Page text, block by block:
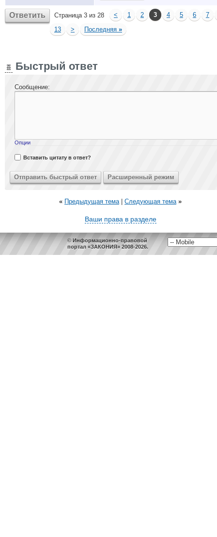
Ответить Страница 3 из 28 < 1 2 3 4 5 6
7
13
> Последняя »
Быстрый ответ
Сообщение:
Опции
Вставить цитату в ответ?
« Предыдущая тема| Следующая тема »
Ваши права в разделе
© Информационно-правовой
портал «ЗАКОНИЯ» 2008-2026.